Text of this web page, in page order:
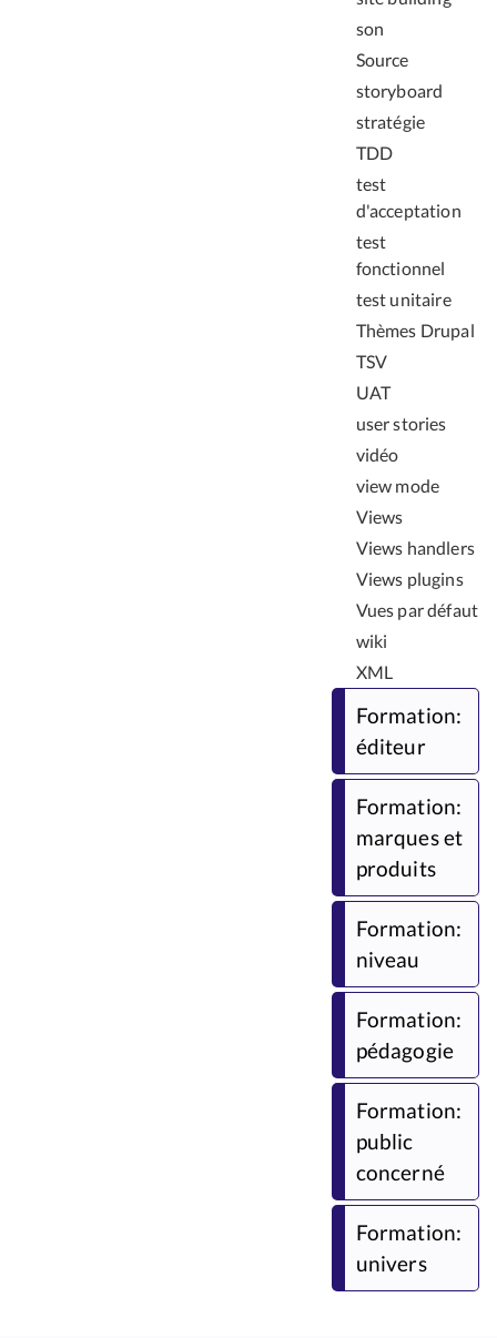
son
Source
storyboard
stratégie
TDD
test
d'acceptation
test
fonctionnel
test unitaire
Thèmes Drupal
TSV
UAT
user stories
vidéo
view mode
Views
Views handlers
Views plugins
Vues par défaut
wiki
XML
Formation:
éditeur
Formation:
marques et
produits
Formation:
niveau
Formation:
pédagogie
Formation:
public
concerné
Formation:
univers